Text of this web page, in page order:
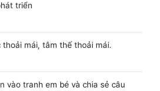
triển
thoải mái, tâm thế thoải mái.
vào tranh em bé và chia sẻ câu